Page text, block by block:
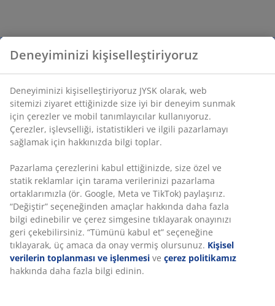
Deneyiminizi kişiselleştiriyoruz
Deneyiminizi kişiselleştiriyoruz JYSK olarak, web
sitemizi ziyaret ettiğinizde size iyi bir deneyim sunmak
için çerezler ve mobil tanımlayıcılar kullanıyoruz.
Çerezler, işlevselliği, istatistikleri ve ilgili pazarlamayı
sağlamak için hakkınızda bilgi toplar.
Pazarlama çerezlerini kabul ettiğinizde, size özel ve
statik reklamlar için tarama verilerinizi pazarlama
ortaklarımızla (ör. Google, Meta ve TikTok) paylaşırız.
“Değiştir” seçeneğinden amaçlar hakkında daha fazla
bilgi edinebilir ve çerez simgesine tıklayarak onayınızı
geri çekebilirsiniz. “Tümünü kabul et” seçeneğine
tıklayarak, üç amaca da onay vermiş olursunuz. Kişisel
verilerin toplanması ve işlenmesi ve çerez politikamız
hakkında daha fazla bilgi edinin.